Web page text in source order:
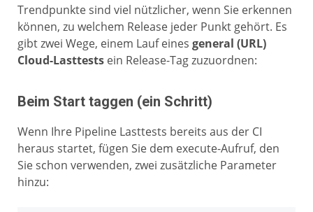
Trendpunkte sind viel nützlicher, wenn Sie erkennen
können, zu welchem Release jeder Punkt gehört. Es
gibt zwei Wege, einem Lauf eines general (URL)
Cloud-Lasttests ein Release-Tag zuzuordnen:
Beim Start taggen (ein Schritt)
Wenn Ihre Pipeline Lasttests bereits aus der CI
heraus startet, fügen Sie dem execute-Aufruf, den
Sie schon verwenden, zwei zusätzliche Parameter
hinzu: